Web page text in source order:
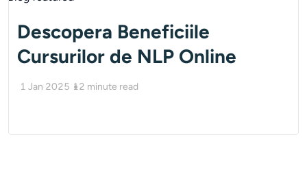
Descopera Beneficiile
Cursurilor de NLP Online
1 Jan 2025 12 minute read